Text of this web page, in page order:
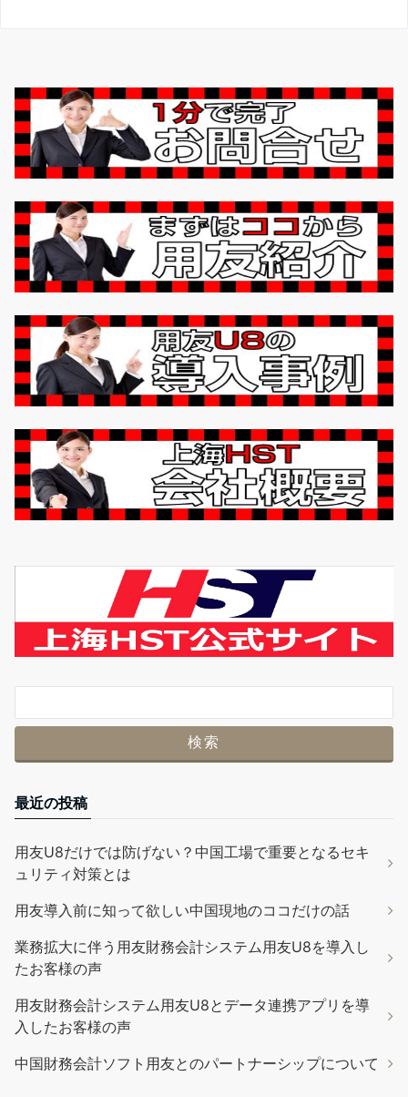
最近の投稿
用友U8だけでは防げない？中国工場で重要となるセキ
ュリティ対策とは
用友導入前に知って欲しい中国現地のココだけの話
業務拡大に伴う用友財務会計システム用友U8を導入し
たお客様の声
用友財務会計システム用友U8とデータ連携アプリを導
入したお客様の声
中国財務会計ソフト用友とのパートナーシップについて